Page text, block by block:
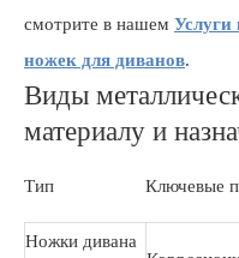
смотрите в нашем Услуги
ножек для диванов.
Виды
материалу и
Тип Ключевые
Ножки дивана